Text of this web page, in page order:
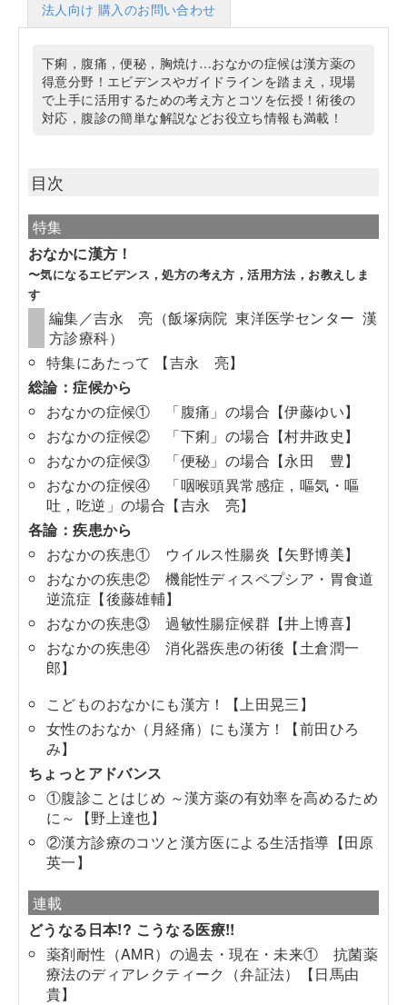
法人向け 購入のお問い合わせ
下痢，腹痛，便秘，胸焼け…おなかの症候は漢方薬の
得意分野！エビデンスやガイドラインを踏まえ，現場
で上手に活用するための考え方とコツを伝授！術後の
対応，腹診の簡単な解説などお役立ち情報も満載！
目次
特集
おなかに漢方！
〜気になるエビデンス，処方の考え方，活用方法，お教えしま
す
編集／吉永 亮（飯塚病院 東洋医学センター 漢
方診療科）
特集にあたって 【吉永 亮】
総論：症候から
おなかの症候① 「腹痛」の場合【伊藤ゆい】
おなかの症候② 「下痢」の場合【村井政史】
おなかの症候③ 「便秘」の場合【永田 豊】
おなかの症候④ 「咽喉頭異常感症，嘔気・嘔
吐，吃逆」の場合【吉永 亮】
各論：疾患から
おなかの疾患① ウイルス性腸炎【矢野博美】
おなかの疾患② 機能性ディスペプシア・胃食道
逆流症【後藤雄輔】
おなかの疾患③ 過敏性腸症候群【井上博喜】
おなかの疾患④ 消化器疾患の術後【土倉潤一
郎】
こどものおなかにも漢方！【上田晃三】
女性のおなか（月経痛）にも漢方！【前田ひろ
み】
ちょっとアドバンス
①腹診ことはじめ ～漢方薬の有効率を高めるため
に～【野上達也】
②漢方診療のコツと漢方医による生活指導【田原
英一】
連載
どうなる日本!? こうなる医療!!
薬剤耐性（AMR）の過去・現在・未来① 抗菌薬
療法のディアレクティーク（弁証法）【日馬由
貴】